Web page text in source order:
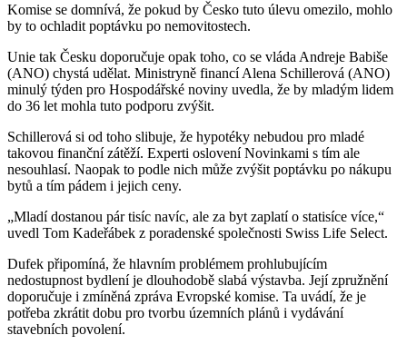
Komise se domnívá, že pokud by Česko tuto úlevu omezilo, mohlo
by to ochladit poptávku po nemovitostech.
Unie tak Česku doporučuje opak toho, co se vláda Andreje Babiše
(ANO) chystá udělat. Ministryně financí Alena Schillerová (ANO)
minulý týden pro Hospodářské noviny uvedla, že by mladým lidem
do 36 let mohla tuto podporu zvýšit.
Schillerová si od toho slibuje, že hypotéky nebudou pro mladé
takovou finanční zátěží. Experti oslovení Novinkami s tím ale
nesouhlasí. Naopak to podle nich může zvýšit poptávku po nákupu
bytů a tím pádem i jejich ceny.
„Mladí dostanou pár tisíc navíc, ale za byt zaplatí o statisíce více,“
uvedl Tom Kadeřábek z poradenské společnosti Swiss Life Select.
Dufek připomíná, že hlavním problémem prohlubujícím
nedostupnost bydlení je dlouhodobě slabá výstavba. Její zpružnění
doporučuje i zmíněná zpráva Evropské komise. Ta uvádí, že je
potřeba zkrátit dobu pro tvorbu územních plánů i vydávání
stavebních povolení.